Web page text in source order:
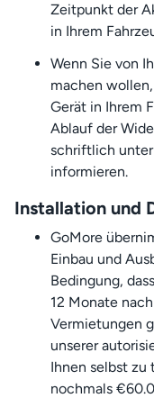
Zeitpunkt der
in Ihrem
Wenn Sie von
machen
Gerät in Ihrem
Ablauf der
schriftlich unter
informieren.
Installation und
GoMore
Einbau und
Bedingung,
12 Monate
Vermietungen
unserer
Ihnen selbst zu
nochmals